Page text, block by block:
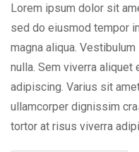
Lorem ipsum dolor sit
sed do eiusmod tempor
magna aliqua.
nulla. Sem viverra
adipiscing. Varius sit
ullamcorper dignissim
tortor at risus viverra